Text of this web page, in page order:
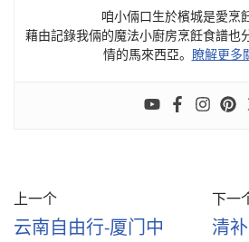
咱小倆口生於檳城是愛烹
藉由記錄我倆的魔法小廚房烹飪食譜也
情的馬來西亞。 瞭解更多
上一个
云南自由行-厦门中
下一
清